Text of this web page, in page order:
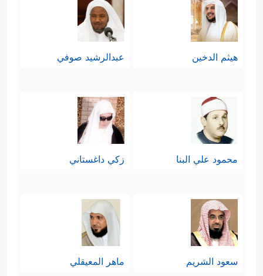
هيثم الدخين عبدالرشيد صوفي
محمود علي البنا زكي داغستاني
سعود الشريم ماهر المعيقلي